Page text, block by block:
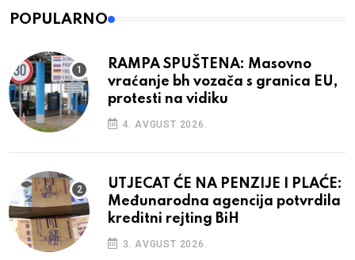
POPULARNO
RAMPA SPUŠTENA: Masovno
vraćanje bh vozača s granica EU,
protesti na vidiku
4. AVGUST 2026.
UTJECAT ĆE NA PENZIJE I PLAĆE:
Međunarodna agencija potvrdila
kreditni rejting BiH
3. AVGUST 2026.